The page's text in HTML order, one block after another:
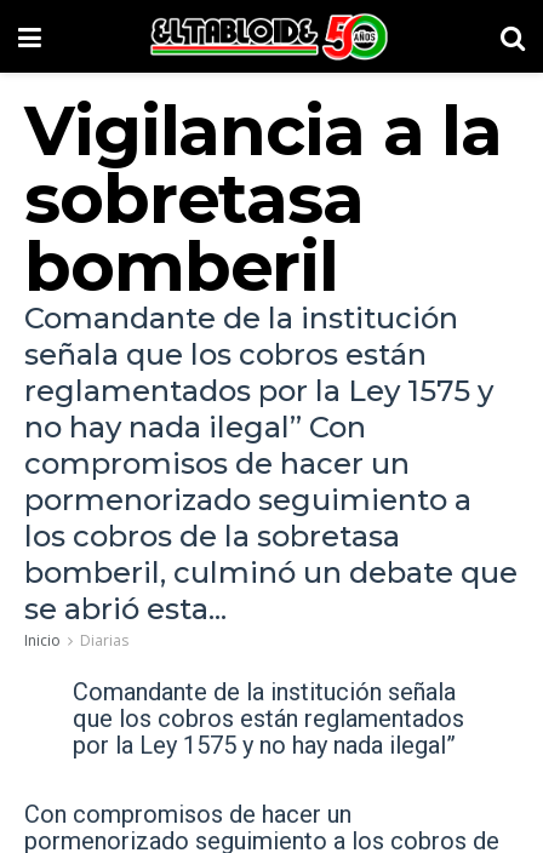
Vigilancia a la
sobretasa
bomberil
Comandante de la institución
señala que los cobros están
reglamentados por la Ley 1575 y
no hay nada ilegal” Con
compromisos de hacer un
pormenorizado seguimiento a
los cobros de la sobretasa
bomberil, culminó un debate que
se abrió esta...
Inicio Diarias
Comandante de la institución señala
que los cobros están reglamentados
por la Ley 1575 y no hay nada ilegal”
Con compromisos de hacer un
pormenorizado seguimiento a los cobros de